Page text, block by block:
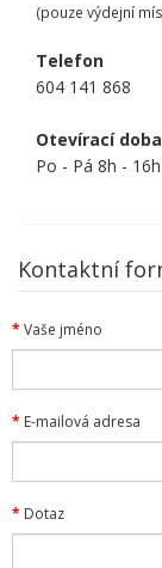
(pouze výdejní
Telefon
604 141 868
Otevírací doba
Po - Pá 8h - 16h
Kontaktní
Vaše jméno
E-mailová adresa
Dotaz